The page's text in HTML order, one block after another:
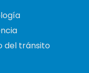
del tránsito